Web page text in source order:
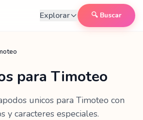
Explorar 🔍 Buscar
para Timoteo
unicos para Timoteo con
y caracteres especiales.